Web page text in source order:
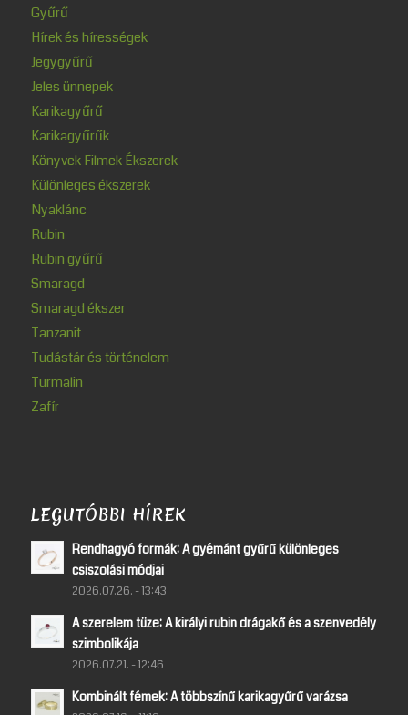
Gyűrű
Hírek és hírességek
Jegygyűrű
Jeles ünnepek
Karikagyűrű
Karikagyűrűk
Könyvek Filmek Ékszerek
Különleges ékszerek
Nyaklánc
Rubin
Rubin gyűrű
Smaragd
Smaragd ékszer
Tanzanit
Tudástár és történelem
Turmalin
Zafír
LEGUTÓBBI HÍREK
Rendhagyó formák: A gyémánt gyűrű különleges
csiszolási módjai
2026.07.26. - 13:43
A szerelem tüze: A királyi rubin drágakő és a szenvedély
szimbolikája
2026.07.21. - 12:46
Kombinált fémek: A többszínű karikagyűrű varázsa